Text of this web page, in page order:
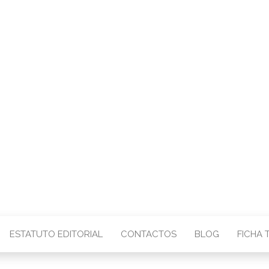
ESTATUTO EDITORIAL CONTACTOS BLOG FICHA